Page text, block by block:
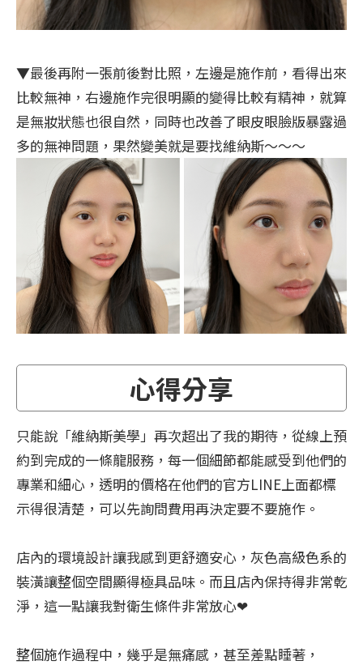
▼最後再附一張前後對比照，左邊是施作前，看得出來
比較無神，右邊施作完很明顯的變得比較有精神，就算
是無妝狀態也很自然，同時也改善了眼皮眼臉版暴露過
多的無神問題，果然變美就是要找維納斯～～～
心得分享
只能說「維納斯美學」再次超出了我的期待，從線上預
約到完成的一條龍服務，每一個細節都能感受到他們的
專業和細心，透明的價格在他們的官方LINE上面都標
示得很清楚，可以先詢問費用再決定要不要施作。
店內的環境設計讓我感到更舒適安心，灰色高級色系的
裝潢讓整個空間顯得極具品味。而且店內保持得非常乾
淨，這一點讓我對衛生條件非常放心❤
整個施作過程中，幾乎是無痛感，甚至差點睡著，